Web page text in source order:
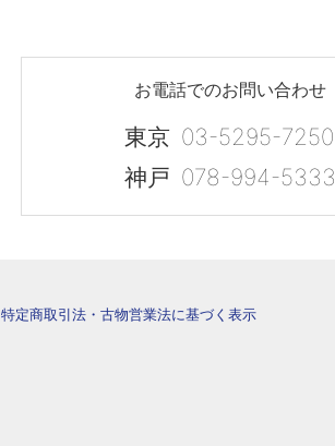
お電話でのお問い合わせ
東京 03-5295-7250
神戸 078-994-5333
特定商取引法・古物営業法に基づく表示